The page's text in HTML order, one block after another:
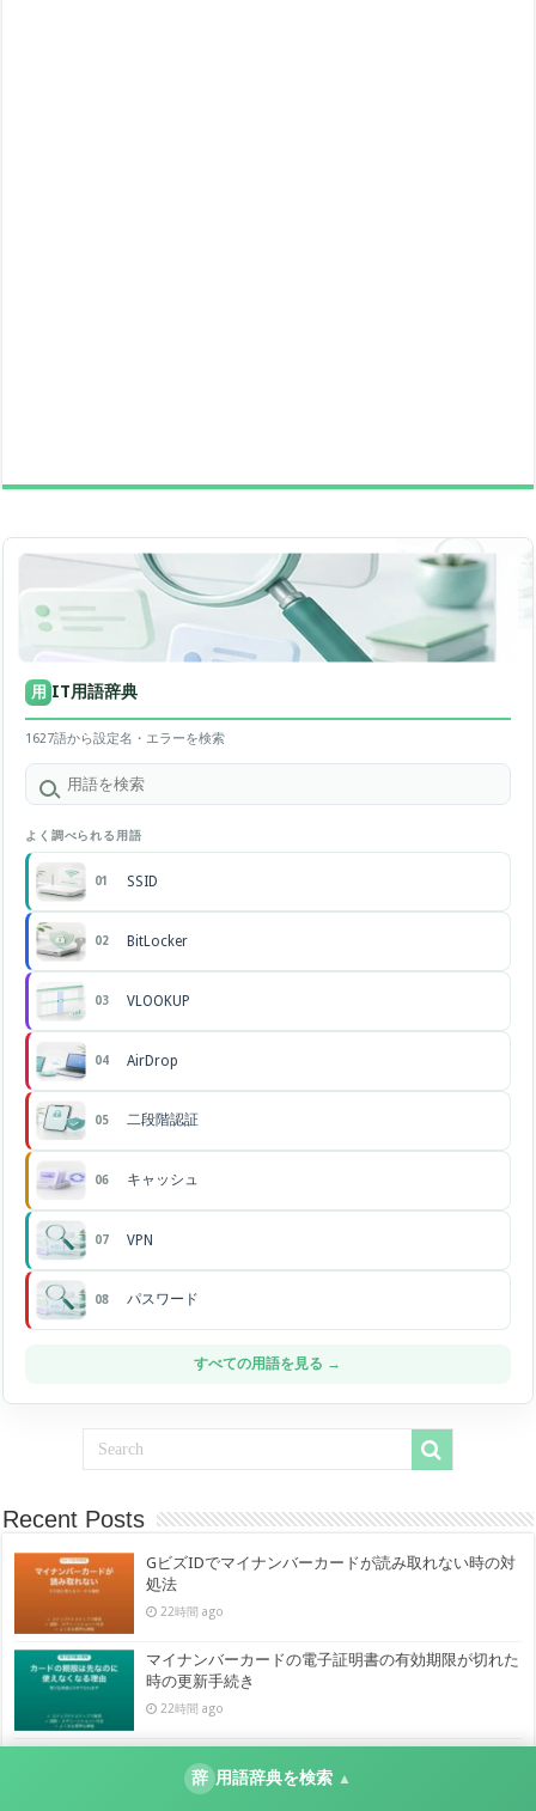
用 IT用語辞典
1627語から設定名・エラーを検索
よく調べられる用語
01 SSID
02 BitLocker
03 VLOOKUP
04 AirDrop
05 二段階認証
06 キャッシュ
07 VPN
08 パスワード
すべての用語を見る →
Recent Posts
GビズIDでマイナンバーカードが読み取れない時の対
処法
22時間 ago
マイナンバーカードの電子証明書の有効期限が切れた
時の更新手続き
22時間 ago
張機能が入らない時の対処法
辞 用語辞典を検索 ▲